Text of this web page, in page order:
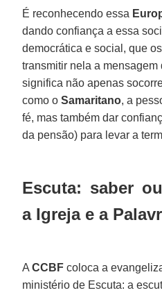
É reconhecendo essa
dando confiança a essa
democrática e social, que
transmitir nela a
significa não apenas
como oSamaritano, a
fé, mas também dar
da pensão) para levar a
Escuta: saber
a Igreja e a
ACCBFcoloca a
ministério de Escuta: a